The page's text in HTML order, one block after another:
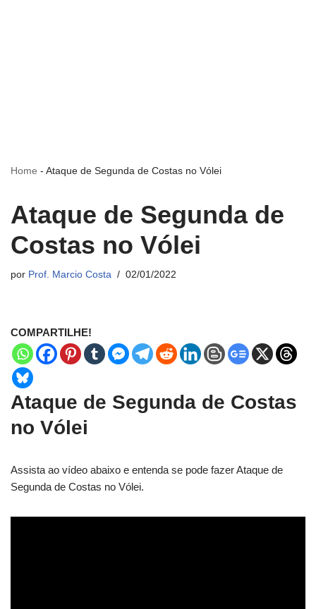
Home - Ataque de Segunda de Costas no Vólei
Ataque de Segunda de
Costas no Vólei
por Prof. Marcio Costa 02/01/2022
COMPARTILHE!
Ataque de Segunda de Costas
no Vólei
Assista ao vídeo abaixo e entenda se pode fazer Ataque de
Segunda de Costas no Vólei.